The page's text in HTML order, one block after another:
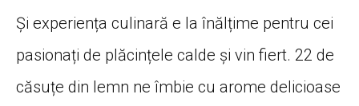
Și experiența culinară e la înălțime pentru cei
pasionați de plăcințele calde și vin fiert. 22 de
căsuțe din lemn ne îmbie cu arome delicioase